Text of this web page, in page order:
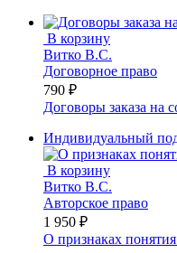
В корзину
Витко В.С.
Договорное право
790 ₽
Договоры заказа на
Индивидуальный
В корзину
Витко В.С.
Авторское право
1 950 ₽
О признаках